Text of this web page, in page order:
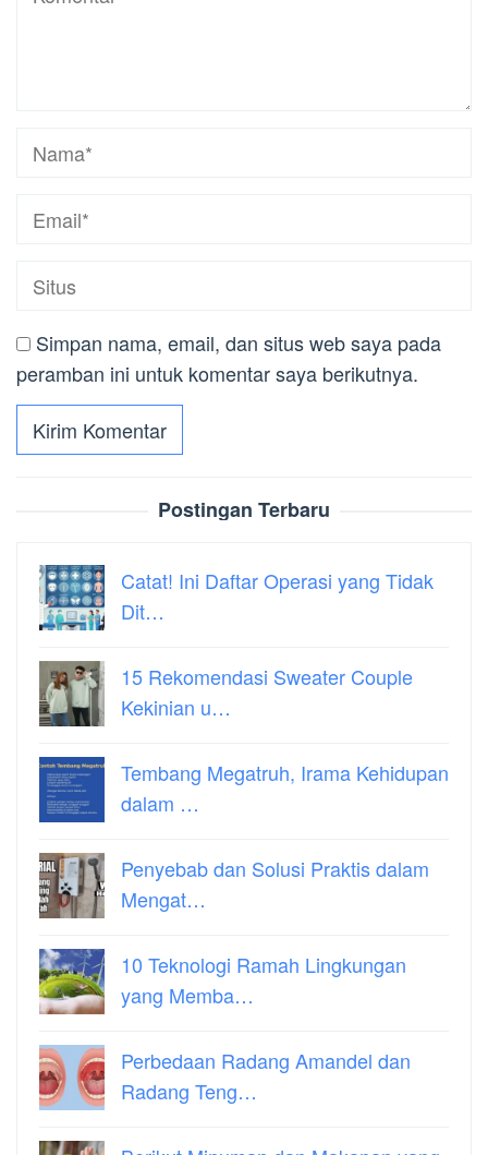
Simpan nama, email, dan situs web saya pada
peramban ini untuk komentar saya berikutnya.
Postingan Terbaru
Catat! Ini Daftar Operasi yang Tidak
Dit…
15 Rekomendasi Sweater Couple
Kekinian u…
Tembang Megatruh, Irama Kehidupan
dalam …
Penyebab dan Solusi Praktis dalam
Mengat…
10 Teknologi Ramah Lingkungan
yang Memba…
Perbedaan Radang Amandel dan
Radang Teng…